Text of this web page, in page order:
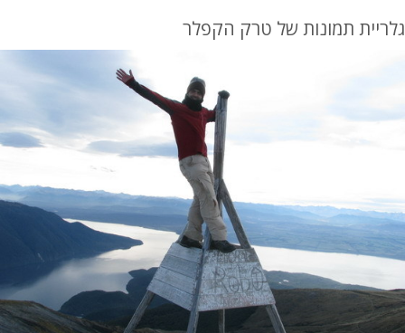
גלריית תמונות של טרק הקפלר